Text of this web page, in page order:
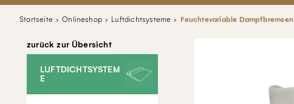
Startseite Onlineshop Luftdichtsysteme Feuchtevariable Dampfbremsen
zurück zur Übersicht
LUFTDICHTSYSTEM
E